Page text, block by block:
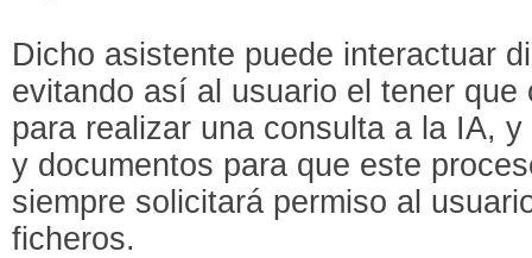
Dicho asistente puede interactuar
evitando así al usuario el tener que
para realizar una consulta a la IA,
y documentos para que este
siempre solicitará permiso al
ficheros.